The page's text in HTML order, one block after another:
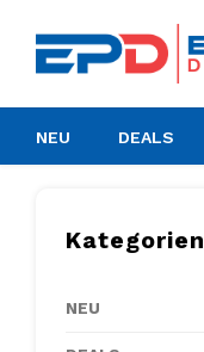
NEU DEALS
Kategorien
NEU